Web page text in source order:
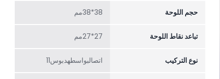
حجم اللوحة 38*38مم
تباعد نقاط اللوحة 27*27مم
نوع التركيب اتصالبواسطهدبوس11